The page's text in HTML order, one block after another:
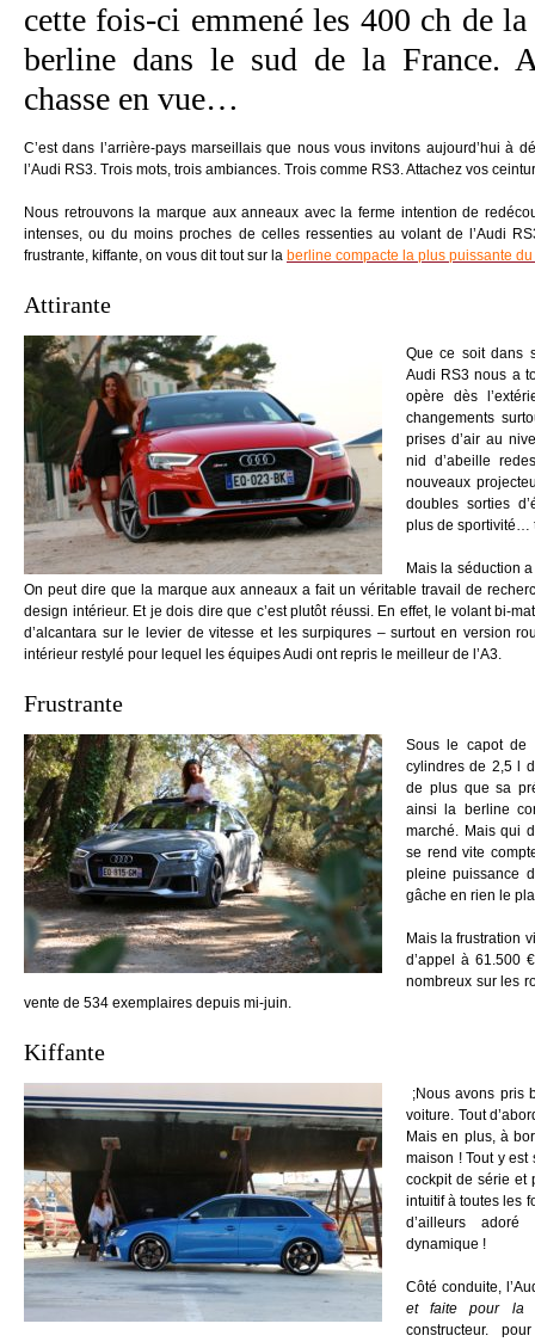
cette fois-ci emmené les 400 ch de
berline dans le sud de la France.
chasse en vue…
C’est dans l’arrière-pays marseillais que nous vous invitons aujourd’hui à
l’Audi RS3. Trois mots, trois ambiances. Trois comme RS3. Attachez vos
Nous retrouvons la marque aux anneaux avec la ferme intention de
intenses, ou du moins proches de celles ressenties au volant de l’Audi
frustrante, kiffante, on vous dit tout sur la berline compacte la plus puissante
Attirante
Que ce soit dans
Audi RS3 nous a
opère dès
changements
prises d’air au
nid d’abeille
nouveaux
doubles sorties
plus de sportivité…
Mais la séduction
On peut dire que la marque aux anneaux a fait un véritable travail de
design intérieur. Et je dois dire que c’est plutôt réussi. En effet, le volant bi-
d’alcantara sur le levier de vitesse et les surpiqures – surtout en version
intérieur restylé pour lequel les équipes Audi ont repris le meilleur de l’A3.
Frustrante
Sous le capot de
cylindres de 2,5 l
de plus que sa
ainsi la berline
marché. Mais qui
se rend vite
pleine puissance
gâche en rien le
Mais la frustration
d’appel à 61.500
nombreux sur les
vente de 534 exemplaires depuis mi-juin.
Kiffante
;Nous avons pris
voiture. Tout
Mais en plus, à
maison ! Tout y est
cockpit de série et
intuitif à toutes les
d’ailleurs
dynamique !
Côté conduite,
et faite pour la
constructeur.